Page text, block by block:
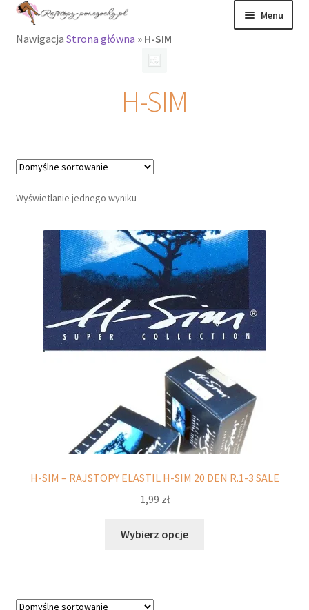
Przejdź
nawigacji
Przejdź
treści
Menu
Rajstopy
Rozwiń
Podkolanówki i
skarpetki
Wszystkie
produkty
Recenzje
Rozwiń
menu
potomne
Nawigacja Strona główna » H-SIM
H-SIM
Wyświetlanie jednego wyniku
H-SIM – RAJSTOPY ELASTIL H-SIM 20 DEN R.1-3 SALE
1,99 zł
Wybierz opcje